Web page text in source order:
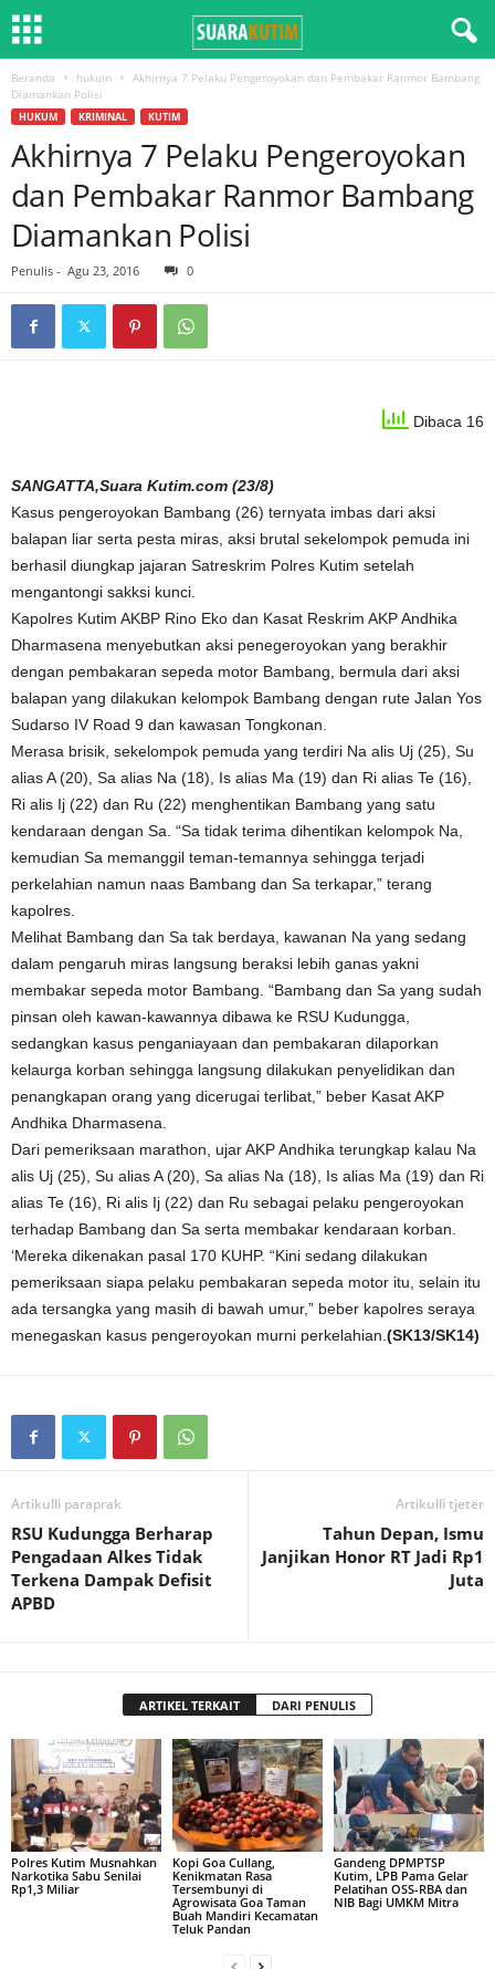
Beranda hukum
Akhirnya 7 Pelaku Pengeroyokan dan Pembakar Ranmor Bambang
Diamankan Polisi
HUKUM KRIMINAL KUTIM
Akhirnya 7 Pelaku Pengeroyokan
dan Pembakar Ranmor Bambang
Diamankan Polisi
Penulis - Agu 23, 2016 0
Dibaca 16
SANGATTA,Suara Kutim.com (23/8)
Kasus pengeroyokan Bambang (26) ternyata imbas dari aksi
balapan liar serta pesta miras, aksi brutal sekelompok pemuda ini
berhasil diungkap jajaran Satreskrim Polres Kutim setelah
mengantongi sakksi kunci.
Kapolres Kutim AKBP Rino Eko dan Kasat Reskrim AKP Andhika
Dharmasena menyebutkan aksi penegeroyokan yang berakhir
dengan pembakaran sepeda motor Bambang, bermula dari aksi
balapan yang dilakukan kelompok Bambang dengan rute Jalan Yos
Sudarso IV Road 9 dan kawasan Tongkonan.
Merasa brisik, sekelompok pemuda yang terdiri Na alis Uj (25), Su
alias A (20), Sa alias Na (18), Is alias Ma (19) dan Ri alias Te (16),
Ri alis Ij (22) dan Ru (22) menghentikan Bambang yang satu
kendaraan dengan Sa. “Sa tidak terima dihentikan kelompok Na,
kemudian Sa memanggil teman-temannya sehingga terjadi
perkelahian namun naas Bambang dan Sa terkapar,” terang
kapolres.
Melihat Bambang dan Sa tak berdaya, kawanan Na yang sedang
dalam pengaruh miras langsung beraksi lebih ganas yakni
membakar sepeda motor Bambang. “Bambang dan Sa yang sudah
pinsan oleh kawan-kawannya dibawa ke RSU Kudungga,
sedangkan kasus penganiayaan dan pembakaran dilaporkan
kelaurga korban sehingga langsung dilakukan penyelidikan dan
penangkapan orang yang dicerugai terlibat,” beber Kasat AKP
Andhika Dharmasena.
Dari pemeriksaan marathon, ujar AKP Andhika terungkap kalau Na
alis Uj (25), Su alias A (20), Sa alias Na (18), Is alias Ma (19) dan Ri
alias Te (16), Ri alis Ij (22) dan Ru sebagai pelaku pengeroyokan
terhadap Bambang dan Sa serta membakar kendaraan korban.
‘Mereka dikenakan pasal 170 KUHP. “Kini sedang dilakukan
pemeriksaan siapa pelaku pembakaran sepeda motor itu, selain itu
ada tersangka yang masih di bawah umur,” beber kapolres seraya
menegaskan kasus pengeroyokan murni perkelahian. (SK13/SK14)
Artikulli paraprak
RSU Kudungga Berharap
Pengadaan Alkes Tidak
Terkena Dampak Defisit
APBD
Artikulli tjetër
Tahun Depan, Ismu
Janjikan Honor RT Jadi Rp1
Juta
ARTIKEL TERKAIT DARI PENULIS
Polres Kutim Musnahkan
Narkotika Sabu Senilai
Rp1,3 Miliar
Kopi Goa Cullang,
Kenikmatan Rasa
Tersembunyi di
Agrowisata Goa Taman
Buah Mandiri Kecamatan
Teluk Pandan
Gandeng DPMPTSP
Kutim, LPB Pama Gelar
Pelatihan OSS-RBA dan
NIB Bagi UMKM Mitra